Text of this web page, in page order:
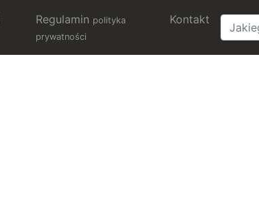
Regulamin polityka
prywatności
Kontakt